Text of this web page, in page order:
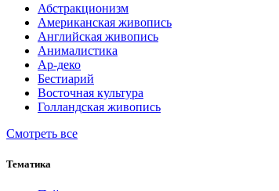
Абстракционизм
Американская живопись
Английская живопись
Анималистика
Ар-деко
Бестиарий
Восточная культура
Голландская живопись
Смотреть все
Тематика